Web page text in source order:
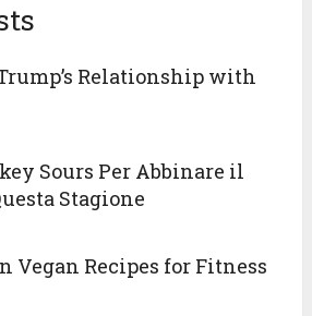
Relationship with
Sours Per Abbinare il
Stagione
Vegan Recipes for Fitness